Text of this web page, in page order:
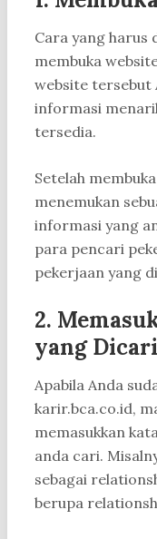
Cara yang harus
membuka
website tersebut
informasi
tersedia.
Setelah
menemukan
informasi yang
para pencari
pekerjaan yang
2.
yang Dicari
Apabila Anda
karir.bca.co.id,
memasukkan
anda cari.
sebagai
berupa